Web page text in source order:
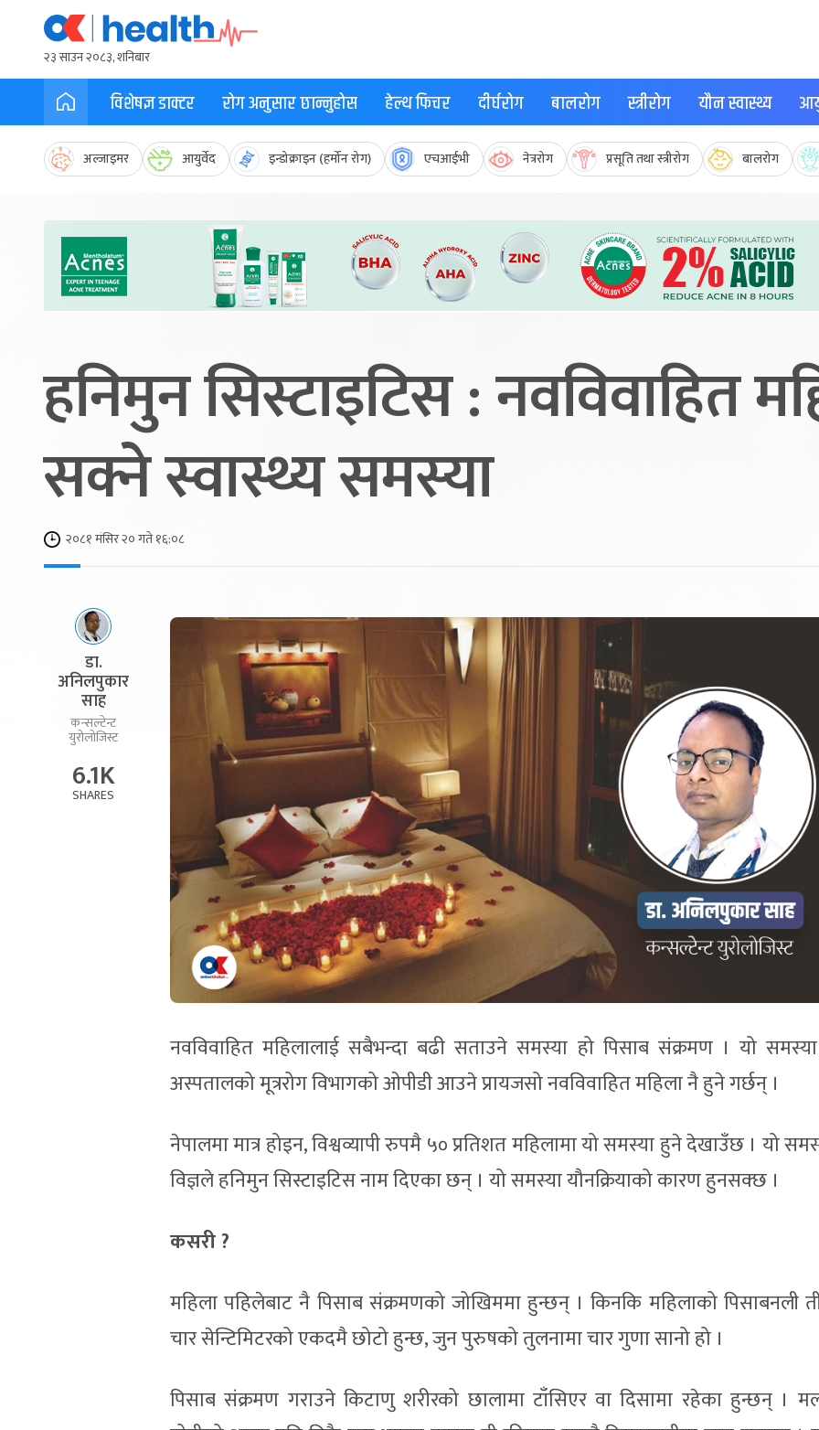
२३ साउन २०८३, शनिबार
विशेषज्ञ डाक्टर रोग अनुसार छान्नुहोस हेल्थ फिचर दीर्घरोग बालरोग स्त्रीरोग यौन स्वास्थ्य
अल्जाइमर आयुर्वेद इन्डोक्राइन (हर्मोन रोग) एचआईभी नेत्ररोग प्रसूति तथा स्त्रीरोग बालरोग
हनिमुन सिस्टाइटिस : नवविवाहित
सक्ने स्वास्थ्य समस्या
२०८१ मंसिर २० गते १६:०८
डा.
अनिलपुकार
साह
कन्सल्टेन्ट
युरोलोजिस्ट
6.1K
SHARES
नवविवाहित महिलालाई सबैभन्दा बढी सताउने समस्या हो पिसाब संक्रमण । यो
अस्पतालको मूत्ररोग विभागको ओपीडी आउने प्रायजसो नवविवाहित महिला नै हुने गर्छन् ।
नेपालमा मात्र होइन, विश्वव्यापी रुपमै ५० प्रतिशत महिलामा यो समस्या हुने देखाउँछ । यो
विज्ञले हनिमुन सिस्टाइटिस नाम दिएका छन् । यो समस्या यौनक्रियाको कारण हुनसक्छ ।
कसरी ?
महिला पहिलेबाट नै पिसाब संक्रमणको जोखिममा हुन्छन् । किनकि महिलाको पिसाबनली
चार सेन्टिमिटरको एकदमै छोटो हुन्छ, जुन पुरुषको तुलनामा चार गुणा सानो हो ।
पिसाब संक्रमण गराउने किटाणु शरीरको छालामा टाँसिएर वा दिसामा रहेका हुन्छन् ।